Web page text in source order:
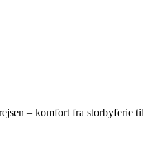
– komfort fra storbyferie til